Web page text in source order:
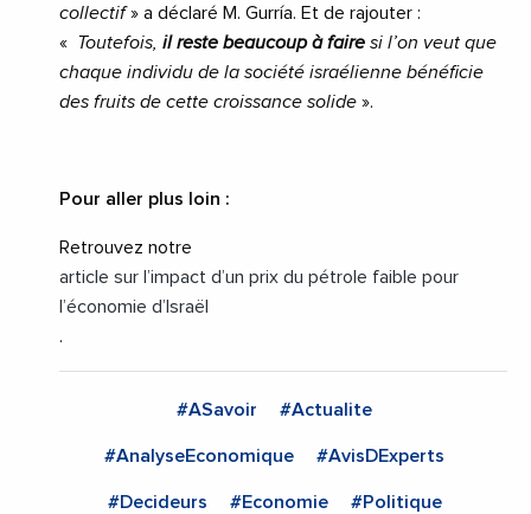
collectif» a déclaré M. Gurría. Et de rajouter :
« Toutefois, il reste beaucoup à faire si l’on veut que
chaque individu de la société israélienne bénéficie
des fruits de cette croissance solide ».
Pour aller plus loin :
Retrouvez notre
article sur l’impact d’un prix du pétrole faible pour
l’économie d’Israël
.
#ASavoir #Actualite
#AnalyseEconomique #AvisDExperts
#Decideurs #Economie #Politique